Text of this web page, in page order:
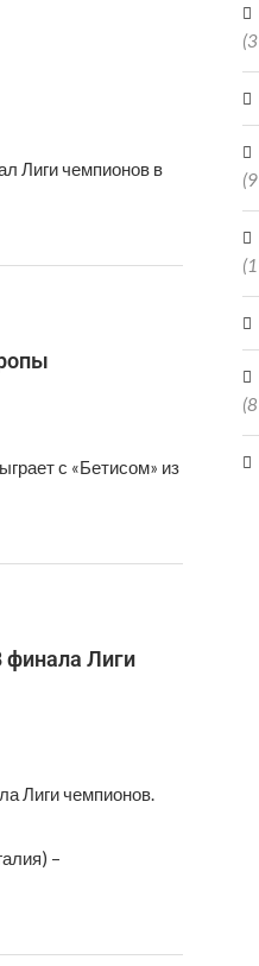
Лиги чемпионов в
с «Бетисом» из
финала Лиги
Лиги чемпионов.
–